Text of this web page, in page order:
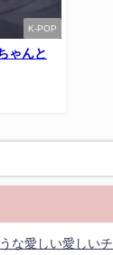
K-POP
ゃんと
な愛しい愛しい